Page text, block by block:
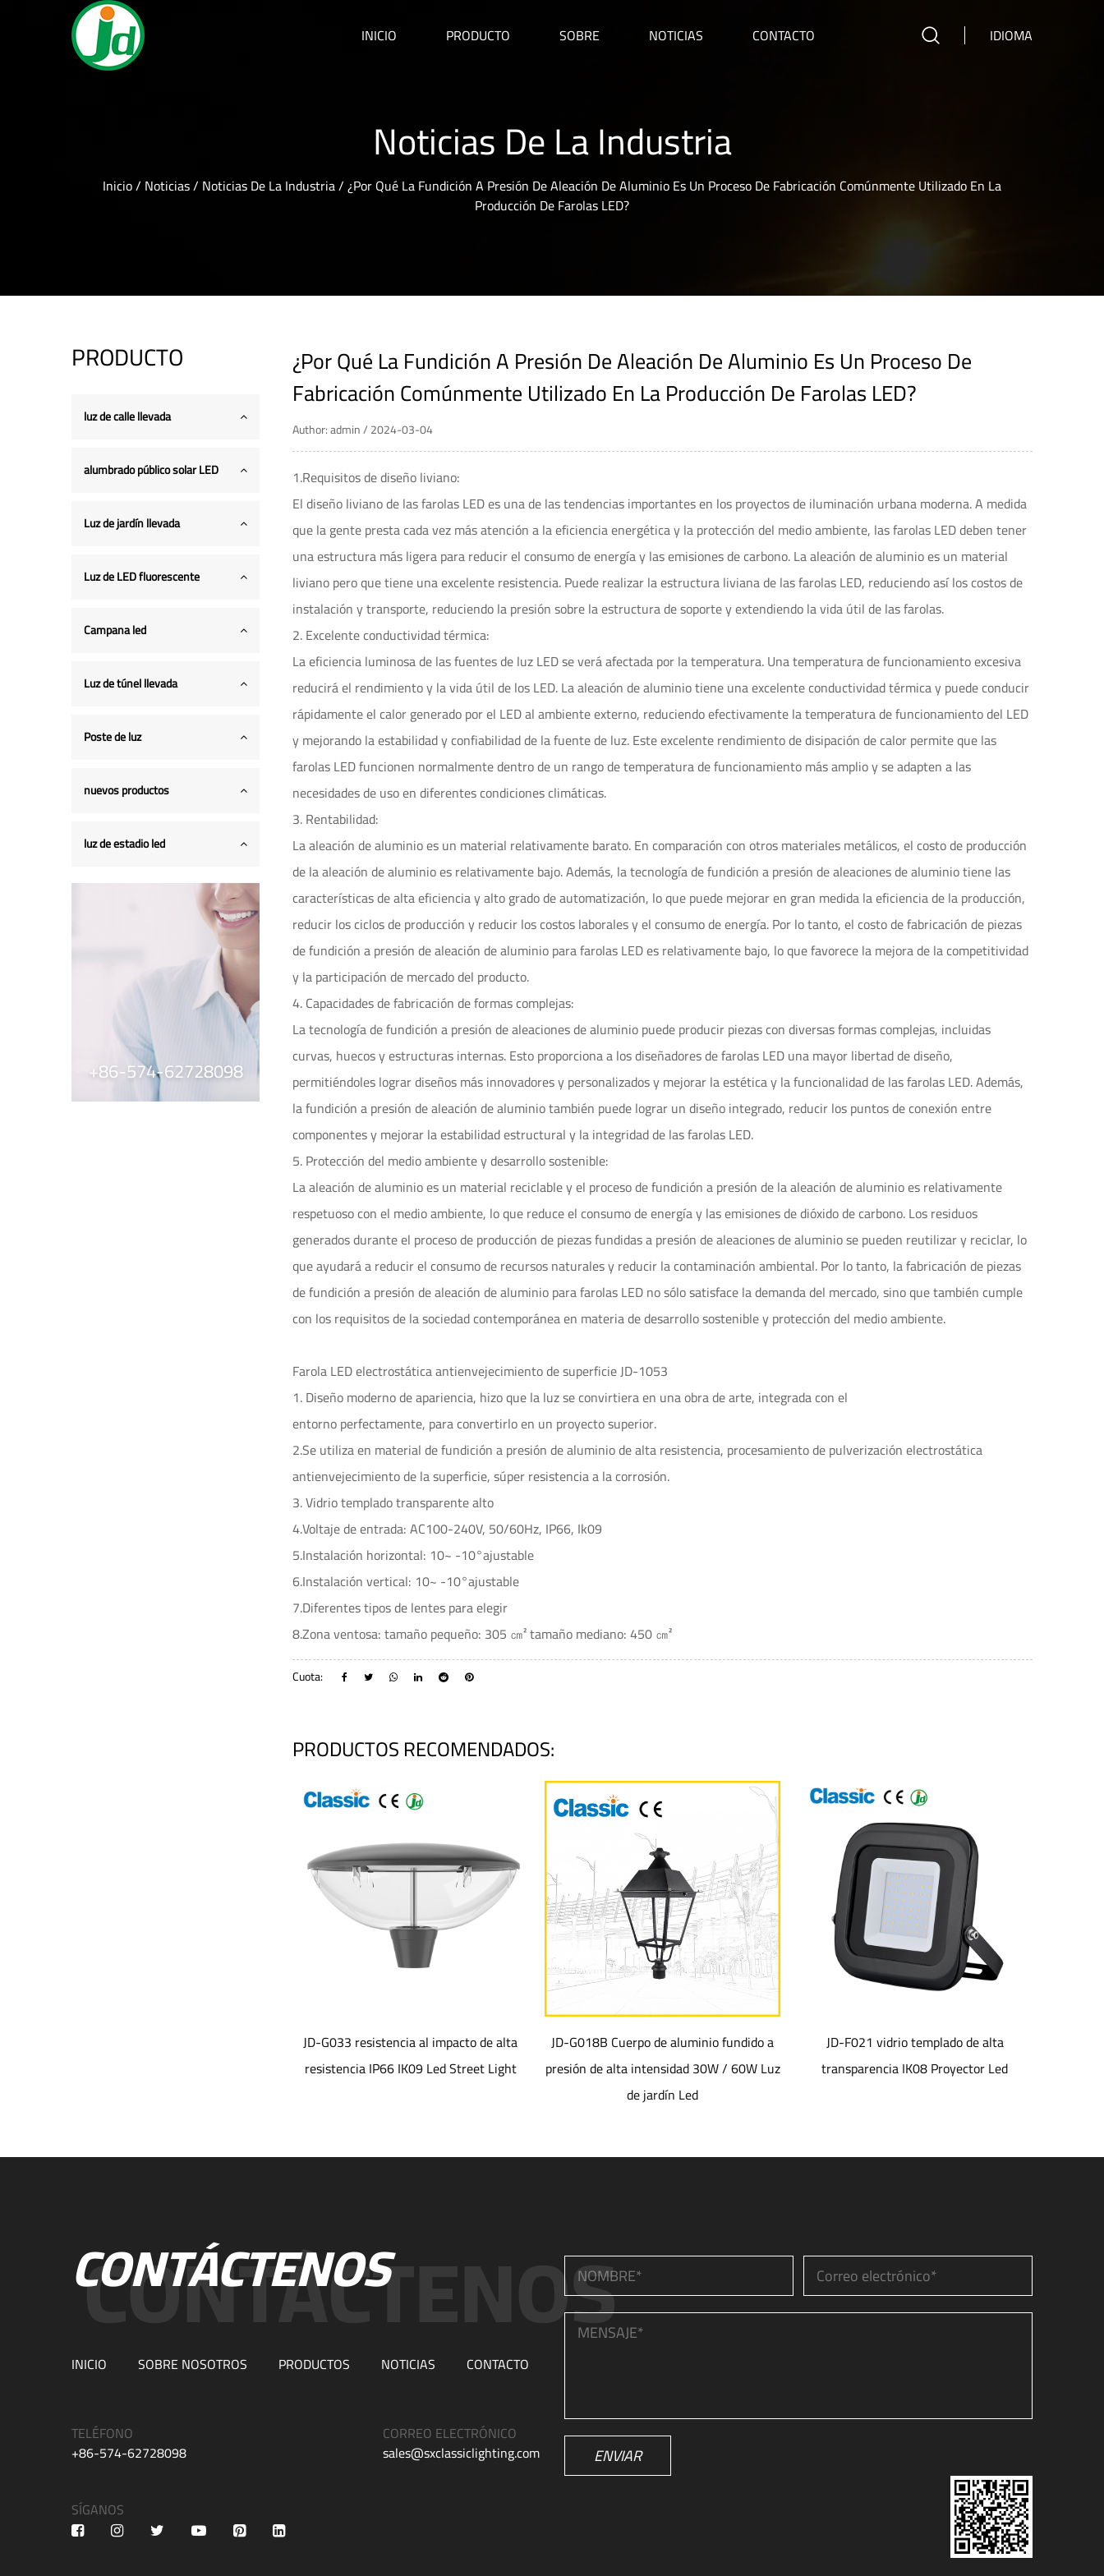
INICIO PRODUCTO SOBRE NOTICIAS CONTACTO IDIOMA
Noticias De La Industria
Inicio/ Noticias/ Noticias De La Industria/¿Por Qué La Fundición A Presión De Aleación De Aluminio Es Un Proceso De Fabricación Comúnmente Utilizado En La
Producción De Farolas LED?
PRODUCTO
luz de calle llevada
alumbrado público solar LED
Luz de jardín llevada
Luz de LED fluorescente
Campana led
Luz de túnel llevada
Poste de luz
nuevos productos
luz de estadio led
+86-574-62728098
¿Por Qué La Fundición A Presión De Aleación De Aluminio Es Un Proceso De
Fabricación Comúnmente Utilizado En La Producción De Farolas LED?
Author: admin / 2024-03-04
1.Requisitos de diseño liviano:
El diseño liviano de las farolas LED es una de las tendencias importantes en los proyectos de iluminación urbana moderna. A medida
que la gente presta cada vez más atención a la eficiencia energética y la protección del medio ambiente, las farolas LED deben tener
una estructura más ligera para reducir el consumo de energía y las emisiones de carbono. La aleación de aluminio es un material
liviano pero que tiene una excelente resistencia. Puede realizar la estructura liviana de las farolas LED, reduciendo así los costos de
instalación y transporte, reduciendo la presión sobre la estructura de soporte y extendiendo la vida útil de las farolas.
2. Excelente conductividad térmica:
La eficiencia luminosa de las fuentes de luz LED se verá afectada por la temperatura. Una temperatura de funcionamiento excesiva
reducirá el rendimiento y la vida útil de los LED. La aleación de aluminio tiene una excelente conductividad térmica y puede conducir
rápidamente el calor generado por el LED al ambiente externo, reduciendo efectivamente la temperatura de funcionamiento del LED
y mejorando la estabilidad y confiabilidad de la fuente de luz. Este excelente rendimiento de disipación de calor permite que las
farolas LED funcionen normalmente dentro de un rango de temperatura de funcionamiento más amplio y se adapten a las
necesidades de uso en diferentes condiciones climáticas.
3. Rentabilidad:
La aleación de aluminio es un material relativamente barato. En comparación con otros materiales metálicos, el costo de producción
de la aleación de aluminio es relativamente bajo. Además, la tecnología de fundición a presión de aleaciones de aluminio tiene las
características de alta eficiencia y alto grado de automatización, lo que puede mejorar en gran medida la eficiencia de la producción,
reducir los ciclos de producción y reducir los costos laborales y el consumo de energía. Por lo tanto, el costo de fabricación de piezas
de fundición a presión de aleación de aluminio para farolas LED es relativamente bajo, lo que favorece la mejora de la competitividad
y la participación de mercado del producto.
4. Capacidades de fabricación de formas complejas:
La tecnología de fundición a presión de aleaciones de aluminio puede producir piezas con diversas formas complejas, incluidas
curvas, huecos y estructuras internas. Esto proporciona a los diseñadores de farolas LED una mayor libertad de diseño,
permitiéndoles lograr diseños más innovadores y personalizados y mejorar la estética y la funcionalidad de las farolas LED. Además,
la fundición a presión de aleación de aluminio también puede lograr un diseño integrado, reducir los puntos de conexión entre
componentes y mejorar la estabilidad estructural y la integridad de las farolas LED.
5. Protección del medio ambiente y desarrollo sostenible:
La aleación de aluminio es un material reciclable y el proceso de fundición a presión de la aleación de aluminio es relativamente
respetuoso con el medio ambiente, lo que reduce el consumo de energía y las emisiones de dióxido de carbono. Los residuos
generados durante el proceso de producción de piezas fundidas a presión de aleaciones de aluminio se pueden reutilizar y reciclar, lo
que ayudará a reducir el consumo de recursos naturales y reducir la contaminación ambiental. Por lo tanto, la fabricación de piezas
de fundición a presión de aleación de aluminio para farolas LED no sólo satisface la demanda del mercado, sino que también cumple
con los requisitos de la sociedad contemporánea en materia de desarrollo sostenible y protección del medio ambiente.
Farola LED electrostática antienvejecimiento de superficie JD-1053
1. Diseño moderno de apariencia, hizo que la luz se convirtiera en una obra de arte, integrada con el
entorno perfectamente, para convertirlo en un proyecto superior.
2.Se utiliza en material de fundición a presión de aluminio de alta resistencia, procesamiento de pulverización electrostática
antienvejecimiento de la superficie, súper resistencia a la corrosión.
3. Vidrio templado transparente alto
4.Voltaje de entrada: AC100-240V, 50/60Hz, IP66, Ik09
5.Instalación horizontal: 10~ -10°ajustable
6.Instalación vertical: 10~ -10°ajustable
7.Diferentes tipos de lentes para elegir
8.Zona ventosa: tamaño pequeño: 305 ㎝² tamaño mediano: 450 ㎝²
Cuota:
PRODUCTOS RECOMENDADOS:
JD-G033 resistencia al impacto de alta
resistencia IP66 IK09 Led Street Light
JD-G018B Cuerpo de aluminio fundido a
presión de alta intensidad 30W / 60W Luz
de jardín Led
JD-F021 vidrio templado de alta
transparencia IK08 Proyector Led
CONTÁCTENOS
INICIO SOBRE NOSOTROS PRODUCTOS NOTICIAS CONTACTO
TELÉFONO
+86-574-62728098
CORREO ELECTRÓNICO
sales@sxclassiclighting.com
SÍGANOS
ENVIAR